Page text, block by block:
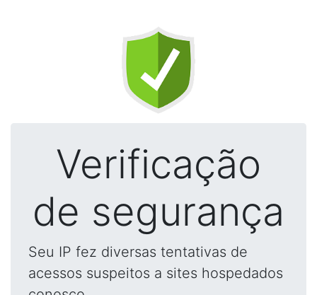
Verificação
de segurança
Seu IP fez diversas tentativas de
acessos suspeitos a sites hospedados